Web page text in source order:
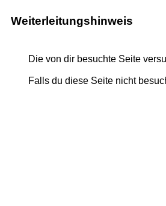
Weiterleitungshinweis
Die von dir besuchte Seite
Falls du diese Seite nicht